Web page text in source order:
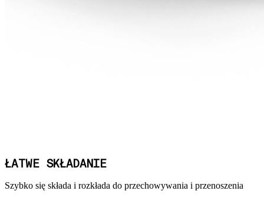
ŁATWE SKŁADANIE
Szybko się składa i rozkłada do przechowywania i przenoszenia